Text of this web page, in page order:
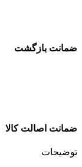
ضمانت بازگشت
ضمانت اصالت کالا
توضیحات